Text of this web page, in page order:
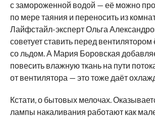
с замороженной водой — её можно
по мере таяния и переносить из
Лайфстайл-эксперт Ольга
советует ставить перед вентилятором
со льдом. А Мария Боровская
повесить влажную ткань на пути
от вентилятора — это тоже даёт
Кстати, о бытовых мелочах.
лампы накаливания работают как